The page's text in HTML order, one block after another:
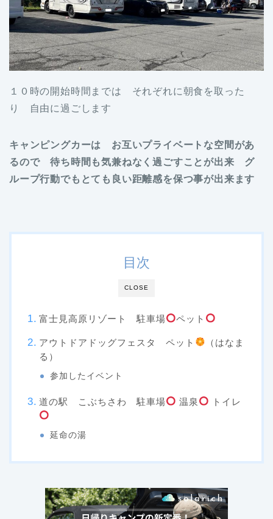
１０時の開始時間までは それぞれに朝食を取った
り 自由に過ごします
キャンピングカーは お互いプライベートな空間があ
るので 待ち時間も気兼ねなく過ごすことが出来 グ
ループ行動でもとても良い距離感を保つ事が出来ます
CLOSE
目次
富士見高原リゾート 駐車場 ペット
アウトドアドッグフェスタ ペット
（はなま
る）
参加したイベント
道の駅 こぶちさわ 駐車場 温泉 トイレ
延命の湯